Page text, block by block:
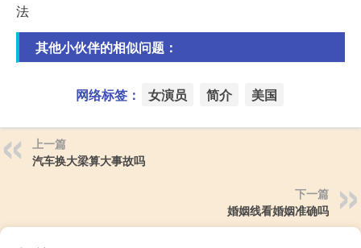
法
其他小伙伴的相似问题：
网络标签： 女演员 简介 美国
上一篇
汽车换大梁算大事故吗
下一篇
婚姻线看婚姻准确吗